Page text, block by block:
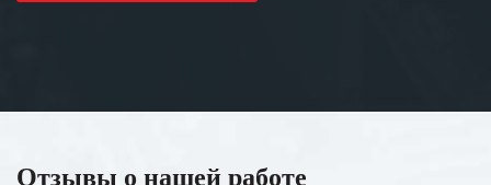
Отзывы о нашей работе